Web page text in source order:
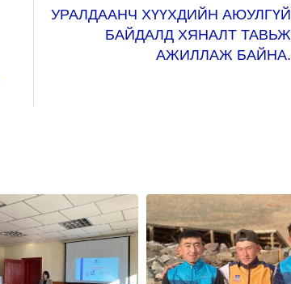
УРАЛДААНЧ ХҮҮХДИЙН АЮУЛГҮЙ
БАЙДАЛД ХЯНАЛТ ТАВЬЖ
АЖИЛЛАЖ БАЙНА.